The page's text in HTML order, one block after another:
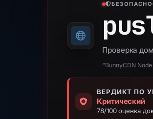
Проверка
“BunnyCDN Node
ВЕРДИКТ ПО
Критический
78/100 оценка